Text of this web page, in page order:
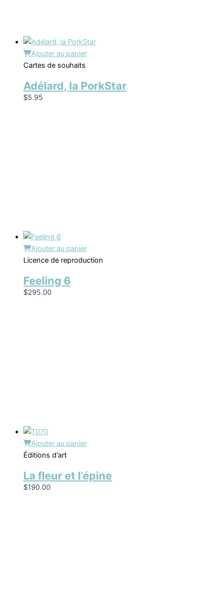
Ajouter au panier
Cartes de souhaits
Adélard, la PorkStar
$5.95
Ajouter au panier
Licence de reproduction
Feeling 6
$295.00
Ajouter au panier
Éditions d'art
La fleur et l’épine
$190.00